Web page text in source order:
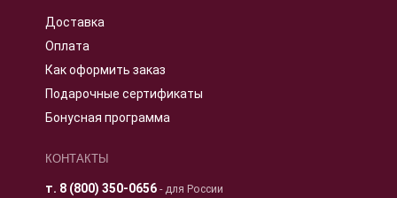
Доставка
Оплата
Как оформить заказ
Подарочные сертификаты
Бонусная программа
КОНТАКТЫ
т. 8 (800) 350-0656- для России